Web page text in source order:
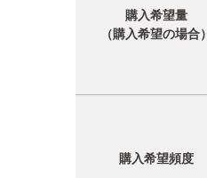
購入希望量
（購入希望の場合）
購入希望頻度